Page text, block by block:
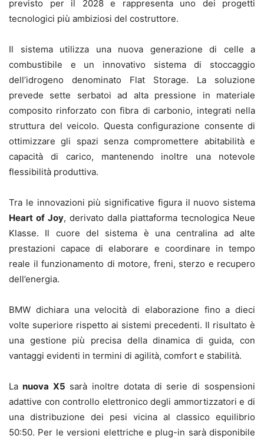
previsto per il 2028 e rappresenta uno dei progetti
tecnologici più ambiziosi del costruttore.
Il sistema utilizza una nuova generazione di celle a
combustibile e un innovativo sistema di stoccaggio
dell’idrogeno denominato Flat Storage. La soluzione
prevede sette serbatoi ad alta pressione in materiale
composito rinforzato con fibra di carbonio, integrati nella
struttura del veicolo. Questa configurazione consente di
ottimizzare gli spazi senza compromettere abitabilità e
capacità di carico, mantenendo inoltre una notevole
flessibilità produttiva.
Tra le innovazioni più significative figura il nuovo sistema
Heart of Joy, derivato dalla piattaforma tecnologica Neue
Klasse. Il cuore del sistema è una centralina ad alte
prestazioni capace di elaborare e coordinare in tempo
reale il funzionamento di motore, freni, sterzo e recupero
dell’energia.
BMW dichiara una velocità di elaborazione fino a dieci
volte superiore rispetto ai sistemi precedenti. Il risultato è
una gestione più precisa della dinamica di guida, con
vantaggi evidenti in termini di agilità, comfort e stabilità.
La nuova X5 sarà inoltre dotata di serie di sospensioni
adattive con controllo elettronico degli ammortizzatori e di
una distribuzione dei pesi vicina al classico equilibrio
50:50. Per le versioni elettriche e plug-in sarà disponibile